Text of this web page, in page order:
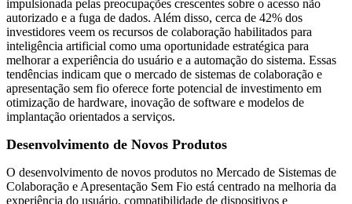
impulsionada pelas preocupações crescentes sobre o acesso não
autorizado e a fuga de dados. Além disso, cerca de 42% dos
investidores veem os recursos de colaboração habilitados para
inteligência artificial como uma oportunidade estratégica para
melhorar a experiência do usuário e a automação do sistema. Essas
tendências indicam que o mercado de sistemas de colaboração e
apresentação sem fio oferece forte potencial de investimento em
otimização de hardware, inovação de software e modelos de
implantação orientados a serviços.
Desenvolvimento de Novos Produtos
O desenvolvimento de novos produtos no Mercado de Sistemas de
Colaboração e Apresentação Sem Fio está centrado na melhoria da
experiência do usuário, compatibilidade de dispositivos e